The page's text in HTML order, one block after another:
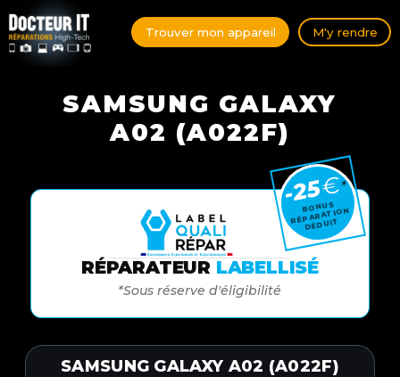
Trouver mon appareil M'y rendre
SAMSUNG GALAXY
A02 (A022F)
RÉPARATEUR LABELLISÉ
*Sous réserve d'éligibilité
-25€*
BONUS
RÉPARATION
DÉDUIT
SAMSUNG GALAXY A02 (A022F)